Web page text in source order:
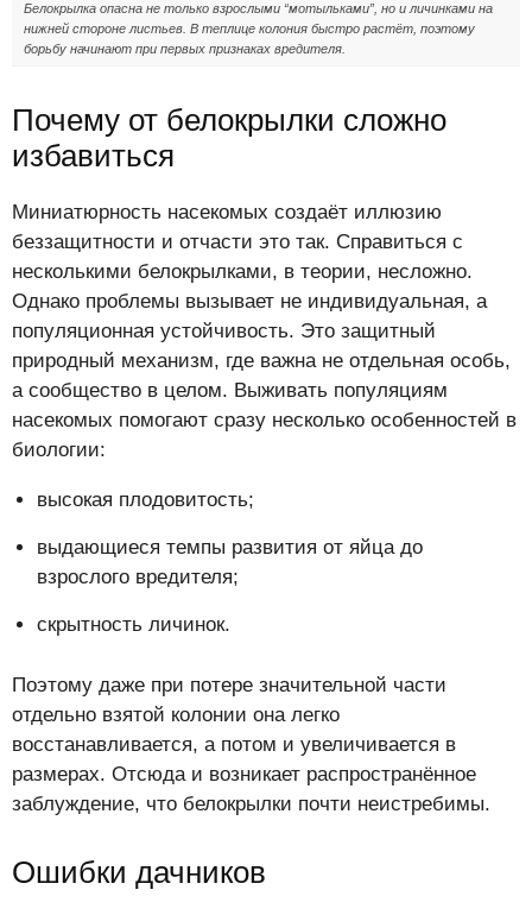
Белокрылка опасна не только взрослыми “мотыльками”, но и личинками на
нижней стороне листьев. В теплице колония быстро растёт, поэтому
борьбу начинают при первых признаках вредителя.
Почему от белокрылки сложно
избавиться
Миниатюрность насекомых создаёт иллюзию
беззащитности и отчасти это так. Справиться с
несколькими белокрылками, в теории, несложно.
Однако проблемы вызывает не индивидуальная, а
популяционная устойчивость. Это защитный
природный механизм, где важна не отдельная особь,
а сообщество в целом. Выживать популяциям
насекомых помогают сразу несколько особенностей в
биологии:
высокая плодовитость;
выдающиеся темпы развития от яйца до
взрослого вредителя;
скрытность личинок.
Поэтому даже при потере значительной части
отдельно взятой колонии она легко
восстанавливается, а потом и увеличивается в
размерах. Отсюда и возникает распространённое
заблуждение, что белокрылки почти неистребимы.
Ошибки дачников